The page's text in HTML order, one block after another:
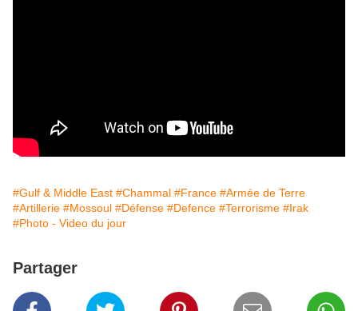
#Gulf & Middle East #Chammal #France #Armée de Terre
#Artillerie #Mossoul #Défense #Defence #Terrorisme #Irak
#Photo - Video du jour
Partager